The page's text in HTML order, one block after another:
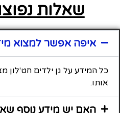
שאלות
איפה אפשר למצוא
כל המידע על גן ילדים חט'לון
אותו.
האם יש מידע נוסף